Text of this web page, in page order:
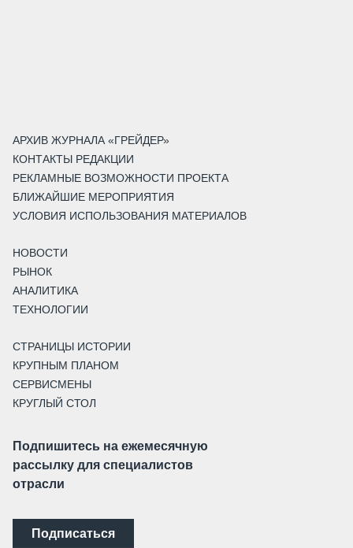
АРХИВ ЖУРНАЛА «ГРЕЙДЕР»
КОНТАКТЫ РЕДАКЦИИ
РЕКЛАМНЫЕ ВОЗМОЖНОСТИ ПРОЕКТА
БЛИЖАЙШИЕ МЕРОПРИЯТИЯ
УСЛОВИЯ ИСПОЛЬЗОВАНИЯ МАТЕРИАЛОВ
НОВОСТИ
РЫНОК
АНАЛИТИКА
ТЕХНОЛОГИИ
СТРАНИЦЫ ИСТОРИИ
КРУПНЫМ ПЛАНОМ
СЕРВИСМЕНЫ
КРУГЛЫЙ СТОЛ
Подпишитесь на ежемесячную
рассылку для специалистов
отрасли
Подписаться